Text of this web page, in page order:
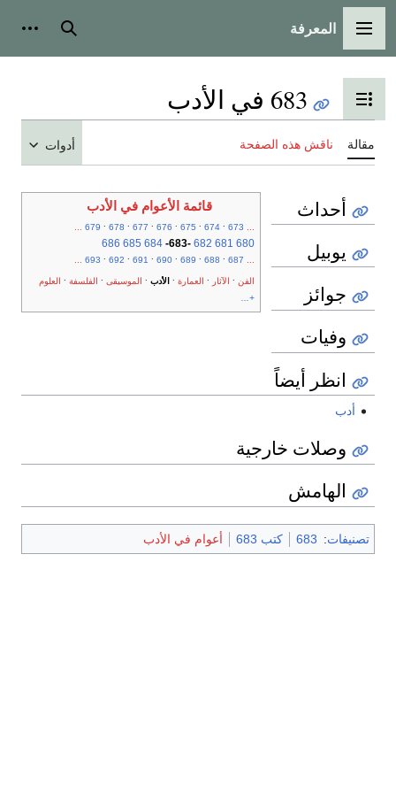
القائمة الرئيسية
المعرفة بحث
تبديل عرض جدول المحتويات
683 في الأدب
مقالة ناقش هذه الصفحة أدوات
قائمة الأعوام في الأدب
...
673
674
675
676
677
678
679
...
680
681
682
-
683
-
684
685
686
...
687
688
689
690
691
692
693
...
الفن الآثار العمارة الأدب الموسيقى الفلسفة
العلوم
+...
أحداث
يوبيل
جوائز
وفيات
انظر أيضاً
أدب
وصلات خارجية
الهامش
تصنيفات:
683 كتب 683 أعوام في الأدب